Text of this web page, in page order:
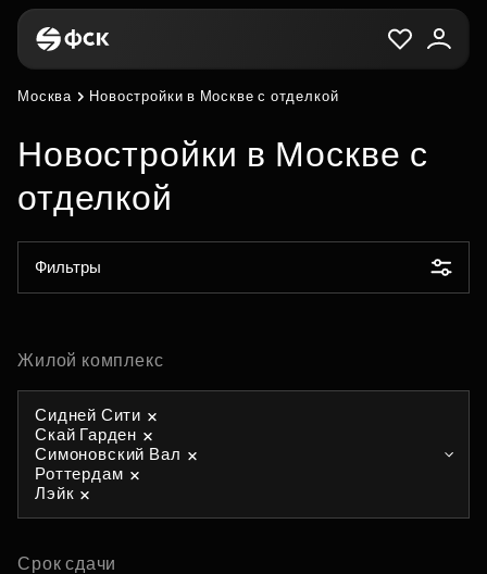
Москва Новостройки в Москве с отделкой
Новостройки в Москве с
отделкой
Фильтры
Жилой комплекс
Сидней Сити
Скай Гарден
Симоновский Вал
Роттердам
Лэйк
Срок сдачи